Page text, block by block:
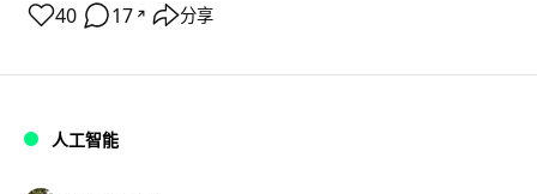
40 17 ↗ 分享
人工智能